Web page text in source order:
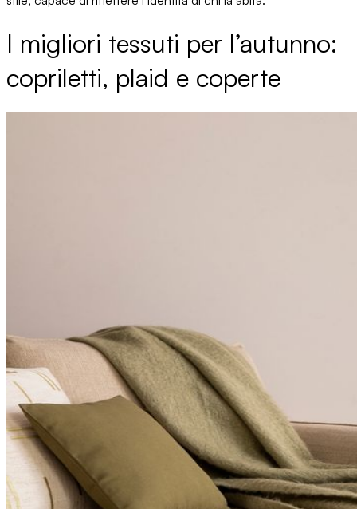
I migliori tessuti per l’autunno:
copriletti, plaid e coperte